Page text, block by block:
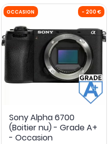
- 50 € OCCASION
Sony Alpha 6700
(Boitier nu) - Grade A+
- Occasion